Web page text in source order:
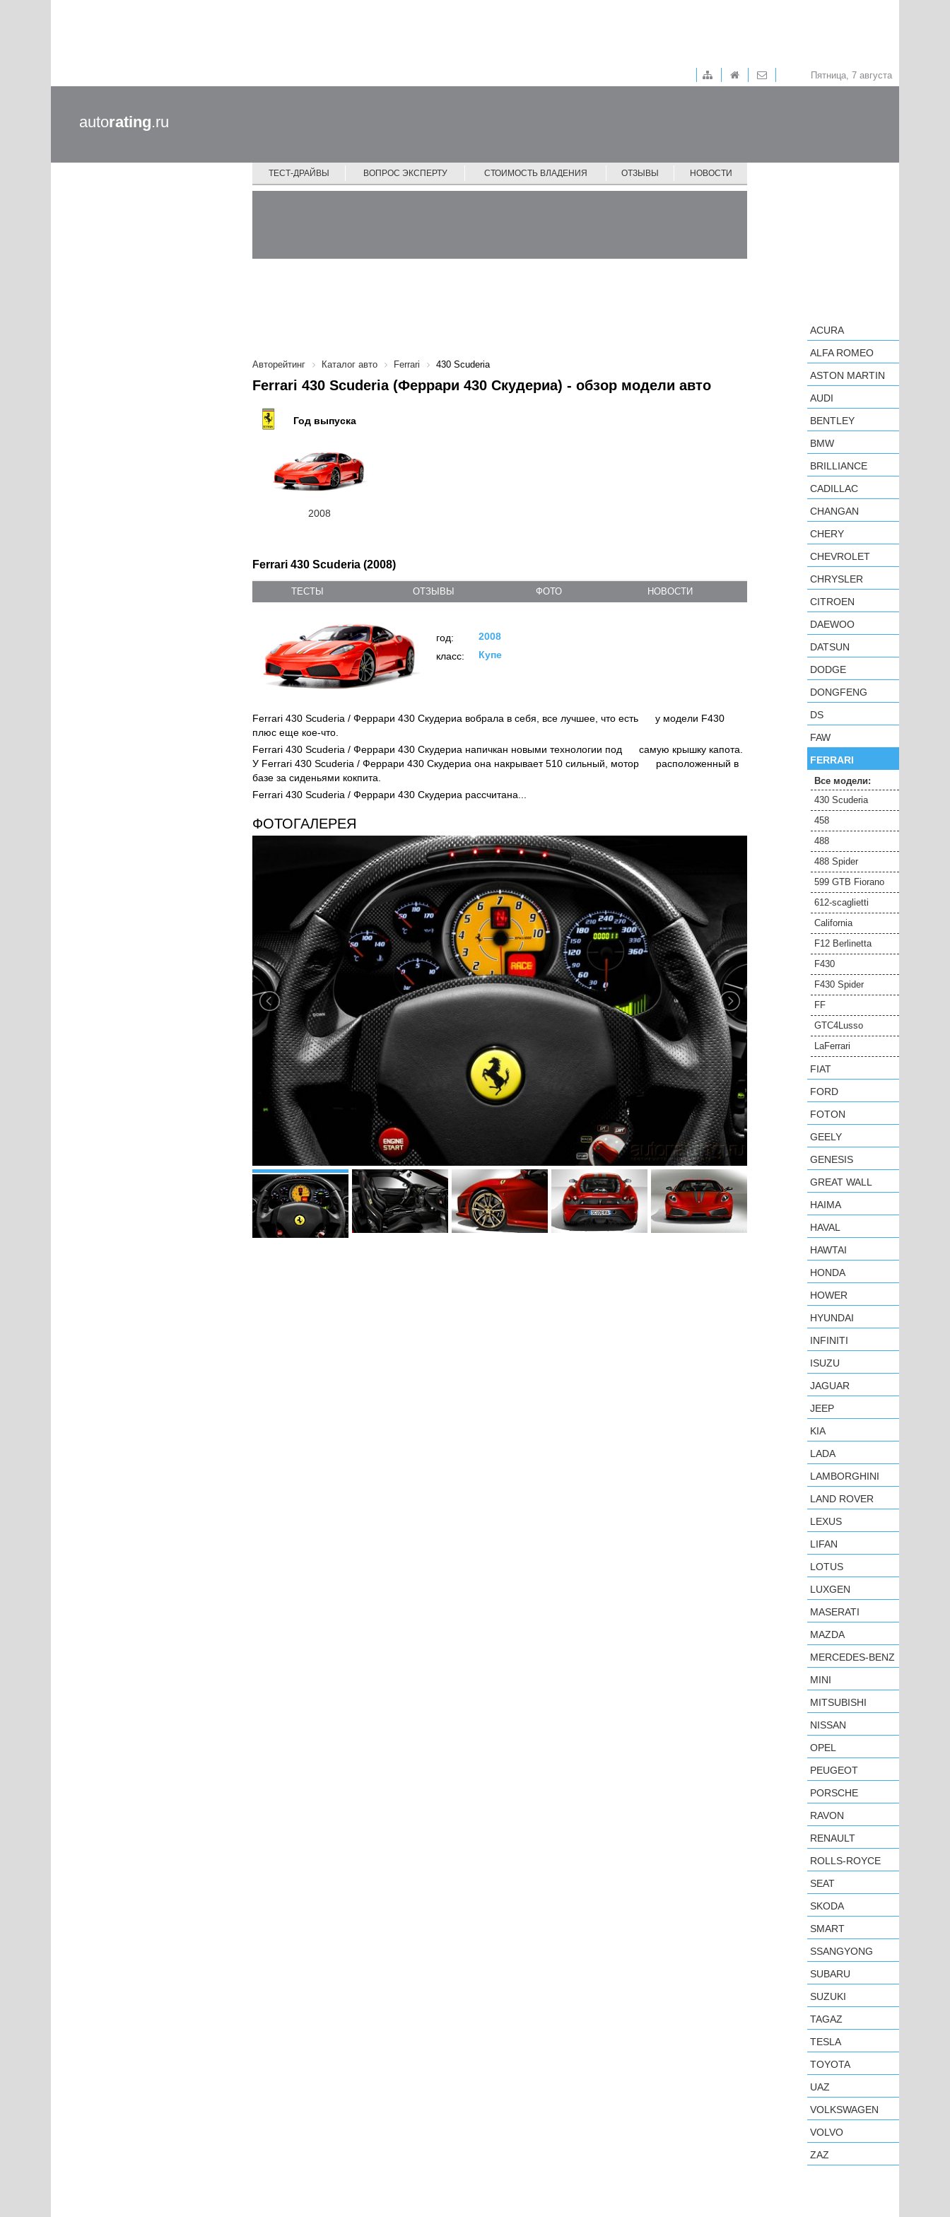
Пятница, 7 августа
autorating.ru
ТЕСТ-ДРАЙВЫ ВОПРОС ЭКСПЕРТУ СТОИМОСТЬ ВЛАДЕНИЯ ОТЗЫВЫ НОВОСТИ
Авторейтинг Каталог авто Ferrari 430 Scuderia
Ferrari 430 Scuderia (Феррари 430 Скудериа) - обзор модели авто
Год выпуска
2008
Ferrari 430 Scuderia (2008)
ТЕСТЫ ОТЗЫВЫ ФОТО НОВОСТИ
год:
2008
класс:
Купе
Ferrari 430 Scuderia / Феррари 430 Скудериа вобрала в себя, все лучшее, что есть у модели F430
плюс еще кое-что.
Ferrari 430 Scuderia / Феррари 430 Скудериа напичкан новыми технологии под самую крышку капота.
У Ferrari 430 Scuderia / Феррари 430 Скудериа она накрывает 510 сильный, мотор расположенный в
базе за сиденьями кокпита.
Ferrari 430 Scuderia / Феррари 430 Скудериа рассчитана...
ФОТОГАЛЕРЕЯ
ACURA
ALFA ROMEO
ASTON MARTIN
AUDI
BENTLEY
BMW
BRILLIANCE
CADILLAC
CHANGAN
CHERY
CHEVROLET
CHRYSLER
CITROEN
DAEWOO
DATSUN
DODGE
DONGFENG
DS
FAW
FERRARI
Все модели:
430 Scuderia
458
488
488 Spider
599 GTB Fiorano
612-scaglietti
California
F12 Berlinetta
F430
F430 Spider
FF
GTC4Lusso
LaFerrari
FIAT
FORD
FOTON
GEELY
GENESIS
GREAT WALL
HAIMA
HAVAL
HAWTAI
HONDA
HOWER
HYUNDAI
INFINITI
ISUZU
JAGUAR
JEEP
KIA
LADA
LAMBORGHINI
LAND ROVER
LEXUS
LIFAN
LOTUS
LUXGEN
MASERATI
MAZDA
MERCEDES-BENZ
MINI
MITSUBISHI
NISSAN
OPEL
PEUGEOT
PORSCHE
RAVON
RENAULT
ROLLS-ROYCE
SEAT
SKODA
SMART
SSANGYONG
SUBARU
SUZUKI
TAGAZ
TESLA
TOYOTA
UAZ
VOLKSWAGEN
VOLVO
ZAZ